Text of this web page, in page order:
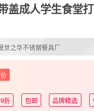
盖成人学生食堂
世之华不锈钢餐具厂
折 包邮 品牌精选